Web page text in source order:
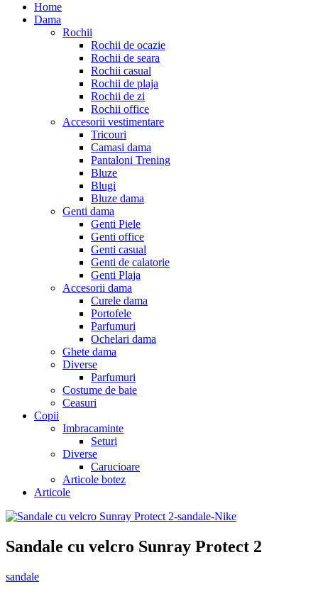
Home
Dama
Rochii
Rochii de ocazie
Rochii de seara
Rochii casual
Rochii de plaja
Rochii de zi
Rochii office
Accesorii vestimentare
Tricouri
Camasi dama
Pantaloni Trening
Bluze
Blugi
Bluze dama
Genti dama
Genti Piele
Genti office
Genti casual
Genti de calatorie
Genti Plaja
Accesorii dama
Curele dama
Portofele
Parfumuri
Ochelari dama
Ghete dama
Diverse
Parfumuri
Costume de baie
Ceasuri
Copii
Imbracaminte
Seturi
Diverse
Carucioare
Articole botez
Articole
Sandale cu velcro Sunray Protect 2
sandale